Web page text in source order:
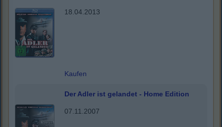
18.04.2013
Kaufen
Der Adler ist gelandet - Home Edition
07.11.2007